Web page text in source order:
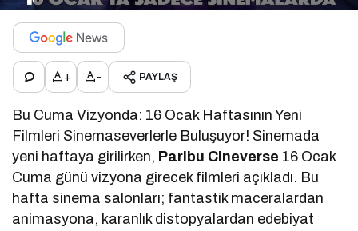
+ - PAYLAŞ
Bu Cuma Vizyonda: 16 Ocak Haftasının Yeni
Filmleri Sinemaseverlerle Buluşuyor! Sinemada
yeni haftaya girilirken, Paribu Cineverse 16 Ocak
Cuma günü vizyona girecek filmleri açıkladı. Bu
hafta sinema salonları; fantastik maceralardan
animasyona, karanlık distopyalardan edebiyat